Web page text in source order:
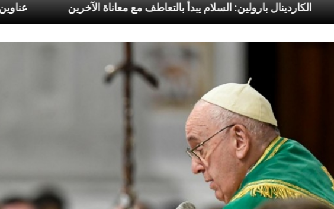
الكاردينال بارولين: السلام يبدأ بالتعاطف مع معاناة الآخرين الرسوليّة